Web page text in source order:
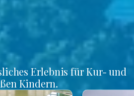
Erlebnis für Kur- und
Kindern.